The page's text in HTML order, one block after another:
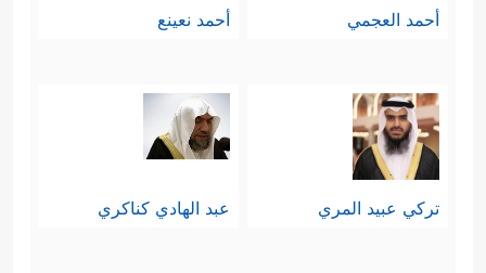
أحمد العجمي أحمد نعينع
تركي عبيد المري عبد الهادي كناكري